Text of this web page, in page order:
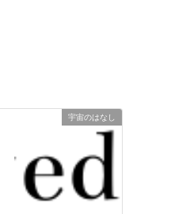
宇宙のはなし